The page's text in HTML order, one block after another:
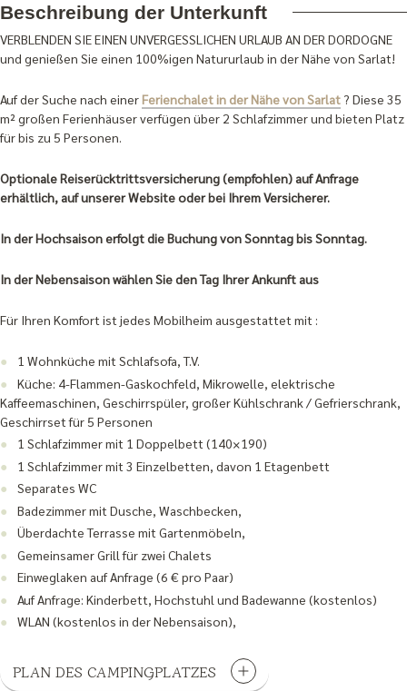
Beschreibung der Unterkunft
VERBLENDEN SIE EINEN UNVERGESSLICHEN URLAUB AN DER DORDOGNE
und genießen Sie einen 100%igen Natururlaub in der Nähe von Sarlat!
Auf der Suche nach einer Ferienchalet in der Nähe von Sarlat ? Diese 35
m² großen Ferienhäuser verfügen über 2 Schlafzimmer und bieten Platz
für bis zu 5 Personen.
Optionale Reiserücktrittsversicherung (empfohlen) auf Anfrage
erhältlich, auf unserer Website oder bei Ihrem Versicherer.
In der Hochsaison erfolgt die Buchung von Sonntag bis Sonntag.
In der Nebensaison wählen Sie den Tag Ihrer Ankunft aus
Für Ihren Komfort ist jedes Mobilheim ausgestattet mit :
1 Wohnküche mit Schlafsofa, T.V.
Küche: 4-Flammen-Gaskochfeld, Mikrowelle, elektrische
Kaffeemaschinen, Geschirrspüler, großer Kühlschrank / Gefrierschrank,
Geschirrset für 5 Personen
1 Schlafzimmer mit 1 Doppelbett (140×190)
1 Schlafzimmer mit 3 Einzelbetten, davon 1 Etagenbett
Separates WC
Badezimmer mit Dusche, Waschbecken,
Überdachte Terrasse mit Gartenmöbeln,
Gemeinsamer Grill für zwei Chalets
Einweglaken auf Anfrage (6 € pro Paar)
Auf Anfrage: Kinderbett, Hochstuhl und Badewanne (kostenlos)
WLAN (kostenlos in der Nebensaison),
PLAN DES CAMPINGPLATZES